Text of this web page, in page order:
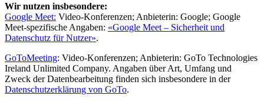
Wir nutzen insbesondere:
Google Meet: Video-Konferenzen; Anbieterin: Google; Google
Meet-spezifische Angaben: «Google Meet – Sicherheit und
Datenschutz für Nutzer».
GoToMeeting: Video-Konferenzen; Anbieterin: GoTo Technologies
Ireland Unlimited Company. Angaben über Art, Umfang und
Zweck der Datenbearbeitung finden sich insbesondere in der
Datenschutzerklärung von GoTo.